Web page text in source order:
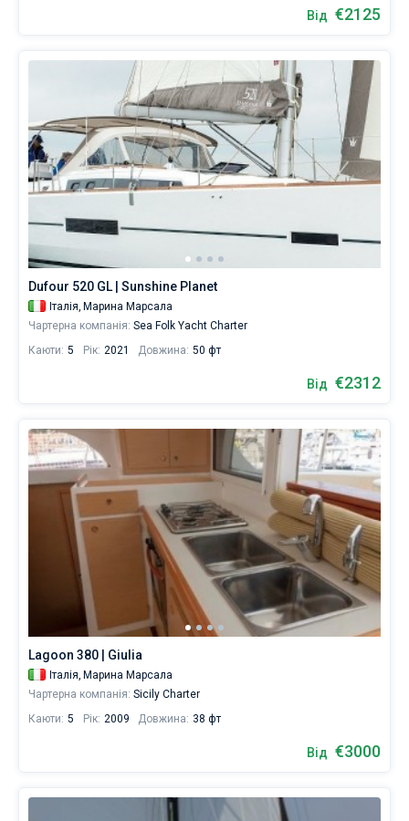
Від €2125
Dufour 520 GL | Sunshine Planet
Італія, Марина Марсала
Чартерна компанія: Sea Folk Yacht Charter
Каюти: 5 Рік: 2021 Довжина: 50 фт
Від €2312
Lagoon 380 | Giulia
Італія, Марина Марсала
Чартерна компанія: Sicily Charter
Каюти: 5 Рік: 2009 Довжина: 38 фт
Від €3000